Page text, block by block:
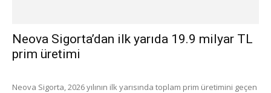
Neova Sigorta’dan ilk yarıda 19.9 milyar TL
prim üretimi
Neova Sigorta, 2026 yılının ilk yarısında toplam prim üretimini geçen